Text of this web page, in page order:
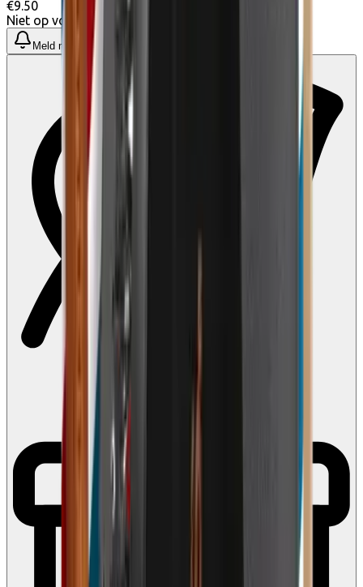
€9.50
Niet op voorraad
Meld me wanneer beschikbaar